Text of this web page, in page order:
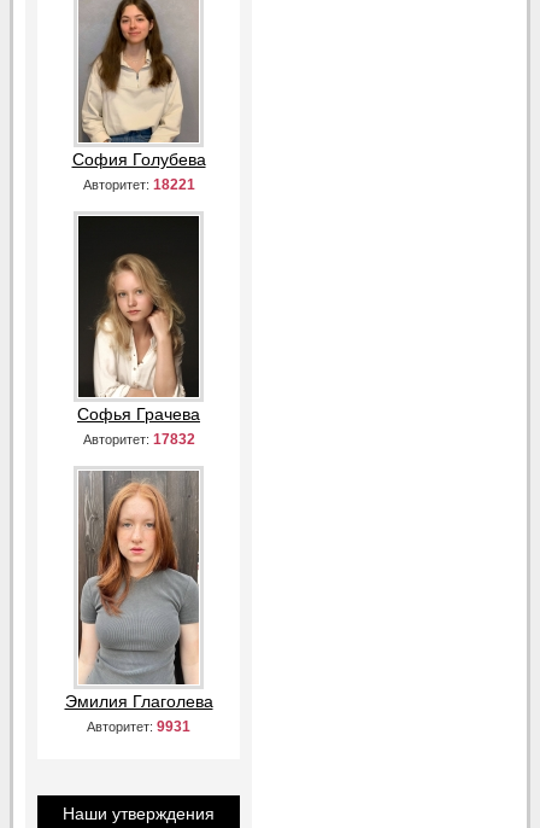
София Голубева
Авторитет: 18221
Софья Грачева
Авторитет: 17832
Эмилия Глаголева
Авторитет: 9931
Наши утверждения